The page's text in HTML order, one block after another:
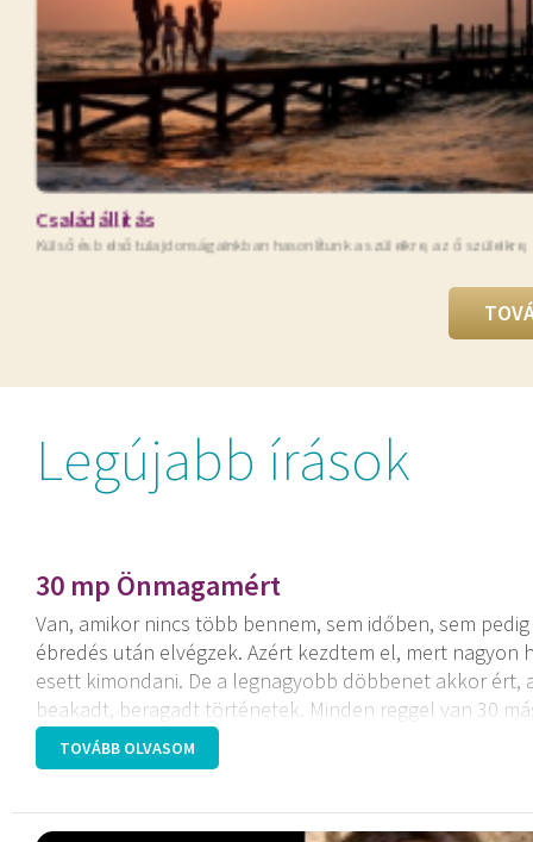
Családállítás
Külső és belső tulajdonságainkban hasonlítunk a szüleikre, az ő
Legújabb írások
30 mp Önmagamért
Van, amikor nincs több bennem, sem időben, sem
ébredés után elvégzek. Azért kezdtem el, mert
esett kimondani. De a legnagyobb döbbenet akkor
beakadt, beragadt történetek. Minden reggel van 30
létezést Neked!
TOVÁBB OLVASOM